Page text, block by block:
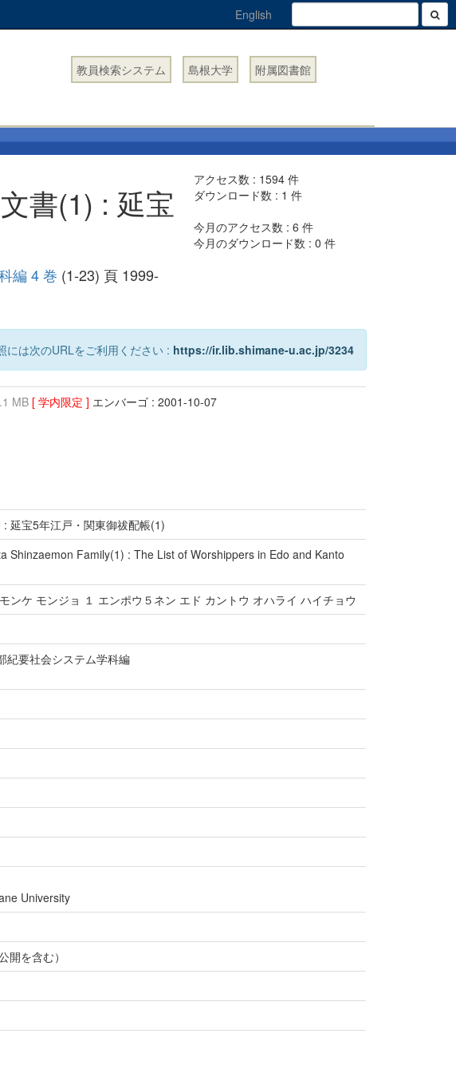
English
教員検索システム 島根大学 附属図書館
書(1) : 延宝
編 4 巻 (1-23) 頁 1999-
アクセス数 : 1594 件
ダウンロード数 : 1 件
今月のアクセス数 :6 件
今月のダウンロード数 :0 件
には次のURLをご利用ください : https://ir.lib.shimane-u.ac.jp/3234
MB [ 学内限定 ] エンバーゴ : 2001-10-07
延宝5年江戸・関東御祓配帳(1)
Shinzaemon Family(1) : The List of Worshippers in Edo and Kanto
ンケ モンジョ １ エンポウ５ネン エド カントウ オハライ ハイチョウ
紀要社会システム学科編
University
開を含む）